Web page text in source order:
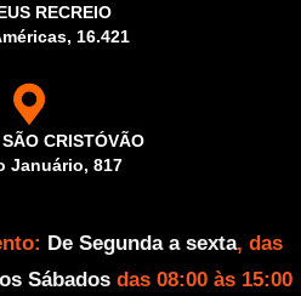
RECREIO
16.421
CRISTÓVÃO
Januário, 817
De Segunda a sexta, das
Sábados das 08:00 às 15:00